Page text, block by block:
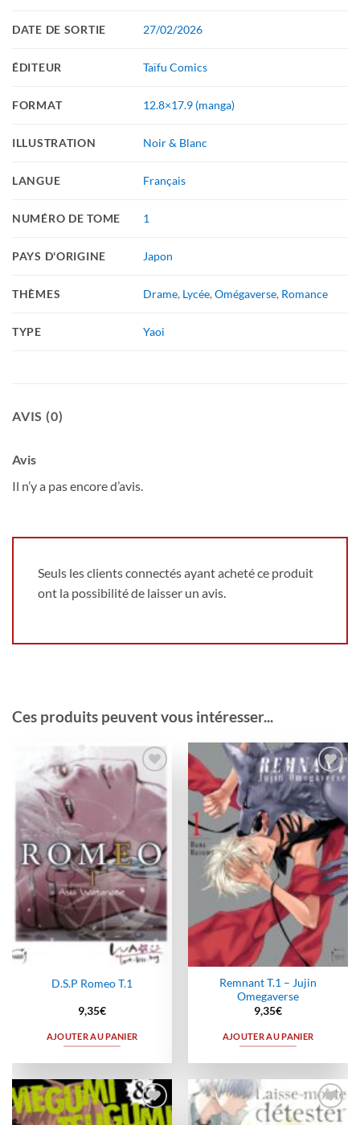
DATE DE SORTIE 27/02/2026
ÉDITEUR Taïfu Comics
FORMAT 12.8×17.9 (manga)
ILLUSTRATION Noir & Blanc
LANGUE Français
NUMÉRO DE TOME 1
PAYS D'ORIGINE Japon
THÈMES Drame, Lycée,Omégaverse, Romance
TYPE Yaoi
AVIS (0)
Avis
Il n’y a pas encore d’avis.
Seuls les clients connectés ayant acheté ce produit
ont la possibilité de laisser un avis.
Ces produits peuvent vous intéresser...
Ajouter
à la
D.S.P Romeo T.1
9,35€
AJOUTER AU PANIER
Ajouter
à la
wishlist
Remnant T.1 – Jujin
Omegaverse
9,35€
AJOUTER AU PANIER
Ajouter Ajouter